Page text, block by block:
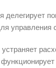
делегирует
управления